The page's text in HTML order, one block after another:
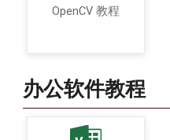
OpenCV 教程
办公软件教程